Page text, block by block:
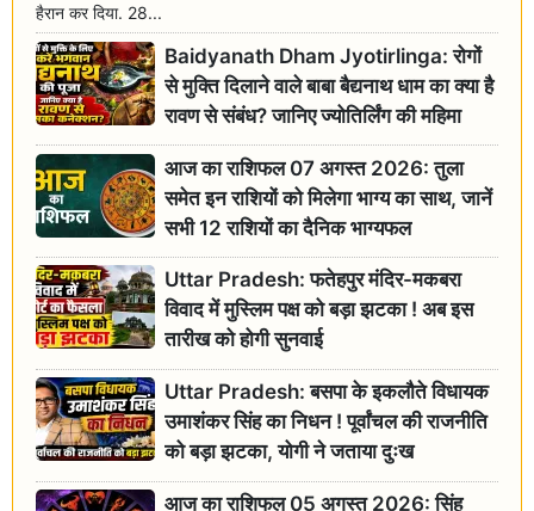
हैरान कर दिया. 28...
Baidyanath Dham Jyotirlinga: रोगों
से मुक्ति दिलाने वाले बाबा बैद्यनाथ धाम का क्या है
रावण से संबंध? जानिए ज्योतिर्लिंग की महिमा
आज का राशिफल 07 अगस्त 2026: तुला
समेत इन राशियों को मिलेगा भाग्य का साथ, जानें
सभी 12 राशियों का दैनिक भाग्यफल
Uttar Pradesh: फतेहपुर मंदिर-मकबरा
विवाद में मुस्लिम पक्ष को बड़ा झटका ! अब इस
तारीख को होगी सुनवाई
Uttar Pradesh: बसपा के इकलौते विधायक
उमाशंकर सिंह का निधन ! पूर्वांचल की राजनीति
को बड़ा झटका, योगी ने जताया दुःख
आज का राशिफल 05 अगस्त 2026: सिंह